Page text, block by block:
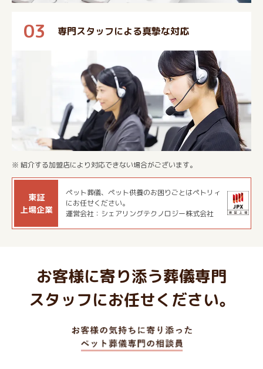
03 専門スタッフによる真摯な対応
※ 紹介する加盟店により対応できない場合がございます。
東証
上場企業
ペット葬儀、ペット供養のお困りごとはペトリィ
にお任せください。
運営会社：シェアリングテクノロジー株式会社
お客様に寄り添う葬儀専門
スタッフにお任せください。